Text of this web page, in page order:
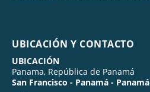
UBICACIÓN Y CONTACTO
UBICACIÓN
Panama, República de Panamá
San Francisco - Panamá - Panamá